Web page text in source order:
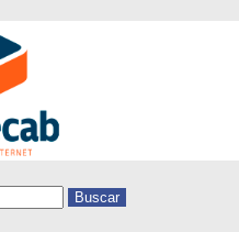
Buscar